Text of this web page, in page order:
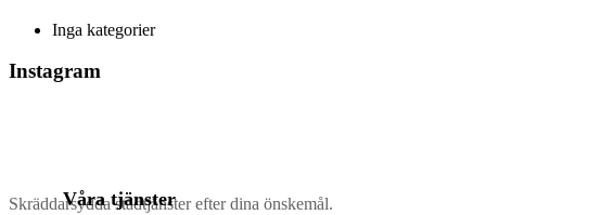
Inga kategorier
Instagram
Skräddarsydda städtjänster efter dina önskemål.
Våra tjänster